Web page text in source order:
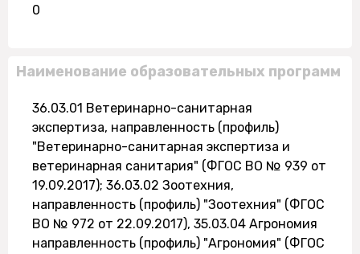
0
Наименование образовательных программ
36.03.01 Ветеринарно-санитарная
экспертиза, направленность (профиль)
"Ветеринарно-санитарная экспертиза и
ветеринарная санитария" (ФГОС ВО № 939 от
19.09.2017); 36.03.02 Зоотехния,
направленность (профиль) "Зоотехния" (ФГОС
ВО № 972 от 22.09.2017), 35.03.04 Агрономия
направленность (профиль) "Агрономия" (ФГОС